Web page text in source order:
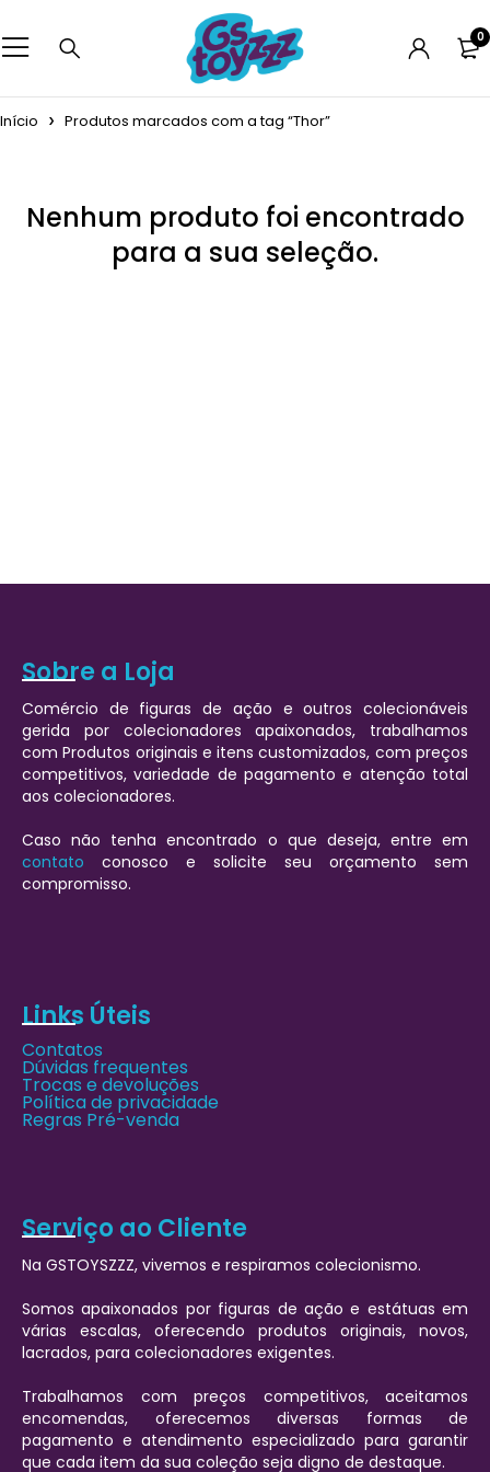
0
Início Produtos marcados com a tag “Thor”
Nenhum produto foi encontrado
para a sua seleção.
Sobre a Loja
Comércio de figuras de ação e outros colecionáveis
gerida por colecionadores apaixonados, trabalhamos
com Produtos originais e itens customizados, com preços
competitivos, variedade de pagamento e atenção total
aos colecionadores.
Caso não tenha encontrado o que deseja, entre em
contato conosco e solicite seu orçamento sem
compromisso.
Links Úteis
Contatos
Dúvidas frequentes
Trocas e devoluções
Política de privacidade
Regras Pré-venda
Serviço ao Cliente
Na GSTOYSZZZ, vivemos e respiramos colecionismo.
Somos apaixonados por figuras de ação e estátuas em
várias escalas, oferecendo produtos originais, novos,
lacrados, para colecionadores exigentes.
Trabalhamos com preços competitivos, aceitamos
encomendas, oferecemos diversas formas de
pagamento e atendimento especializado para garantir
que cada item da sua coleção seja digno de destaque.